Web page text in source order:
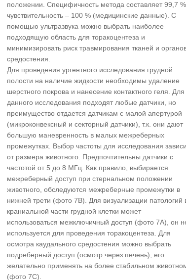
положении. Специфичность метода составляет 99,7
чувствительность – 100 % (медицинские данные). С
помощью ультразвука можно выбрать наиболее
подходящую область для торакоцентеза и
минимизировать риск травмирования тканей и
средостения.
Для проведения ургентного исследования грудной
полости на наличие жидкости необходимы удаление
шерстного покрова и нанесение контактного геля. Для
данного исследования подходят любые датчики, но
преимущество отдается датчикам с малой апертурой
(микроконвексный и секторный датчики), т.к. они дают
большую маневренность в малых межреберных
промежутках. Выбор частоты для исследования
от размера животного. Предпочтительны датчики с
частотой от 5 до 8 МГц. Как правило, выбирается
межреберный доступ при стернальном положении
животного, обследуются межреберные промежутки в
нижней трети (фото 7B). Для визуализации патологий
краниальной части грудной клетки может
использоваться межключичный доступ (фото 7A), он
используется для проведения торакоцентеза. Для
осмотра каудального средостения можно выбрать
подреберный доступ (осмотр через печень), его
желательно применять на более стабильном
(фото 7C).